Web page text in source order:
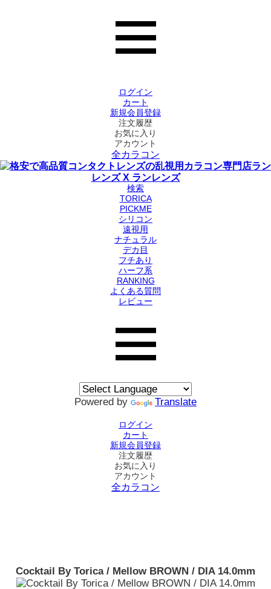
ログイン
カート
新規会員登録
注文履歴
お気に入り
アカウント
全カラコン
検索
TORICA
PICKME
シリコン
遠視用
ナチュラル
デカ目
フチあり
ハーフ系
RANKING
よくある質問
レビュー
Powered by Translate
ログイン
カート
新規会員登録
注文履歴
お気に入り
アカウント
全カラコン
Cocktail By Torica / Mellow BROWN / DIA 14.0mm